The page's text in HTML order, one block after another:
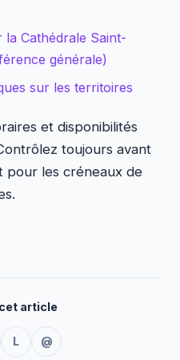
la Cathédrale Saint-
générale)
sur les territoires
et disponibilités
toujours avant
pour les créneaux de
article
L @